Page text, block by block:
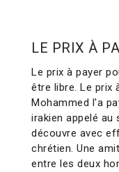
LE PRIX À
Le prix à payer
être libre. Le prix
Mohammed l'a
irakien appelé au
découvre avec
chrétien. Une
entre les deux